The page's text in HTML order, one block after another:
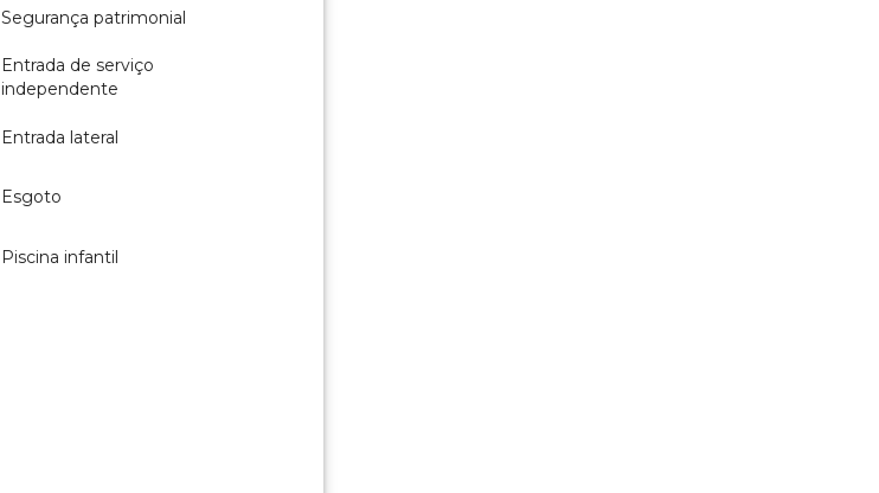
Segurança patrimonial
Entrada de serviço
independente
Entrada lateral
Esgoto
Piscina infantil